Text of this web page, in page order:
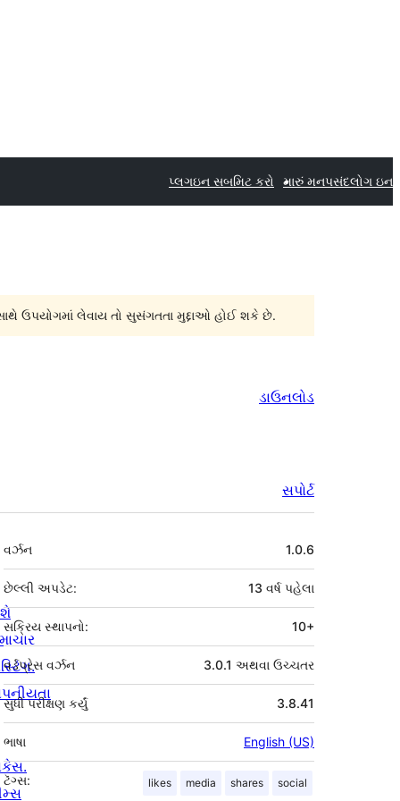
પ્લગઇન સબમિટ કરો મારું મનપસંદલોગ ઇન
ઉપયોગમાં લેવાય તો સુસંગતતા મુદ્દાઓ હોઈ શકે છે.
ડાઉનલોડ
સપોર્ટ
મેટા
વર્ઝન 1.0.6
છેલ્લી અપડેટ: 13 વર્ષપહેલા
સક્રિય સ્થાપનો: 10+
વર્ડપ્રેસ વર્ઝન 3.0.1 અથવા ઉચ્ચતર
3.8.41
સુધી પરીક્ષણ કર્યું
ભાષા English (US)
ટૅગ્સ: likes media shares social